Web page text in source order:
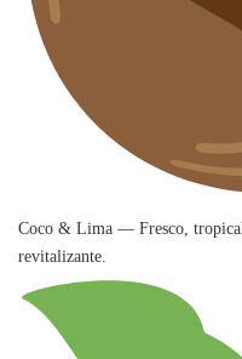
Coco & Lima — Fresco, tropical
revitalizante.